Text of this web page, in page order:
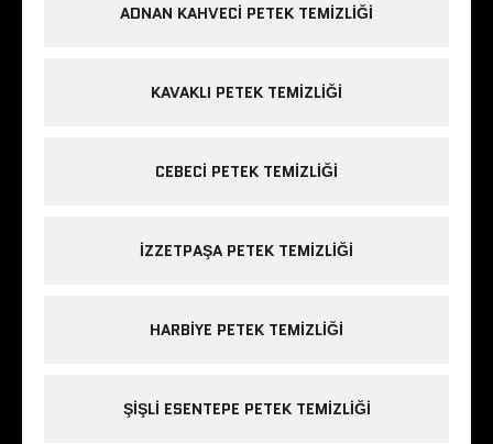
ADNAN KAHVECI PETEK TEMIZLIĞI
KAVAKLI PETEK TEMIZLIĞI
CEBECI PETEK TEMIZLIĞI
IZZETPAŞA PETEK TEMIZLIĞI
HARBIYE PETEK TEMIZLIĞI
ŞIŞLI ESENTEPE PETEK TEMIZLIĞI